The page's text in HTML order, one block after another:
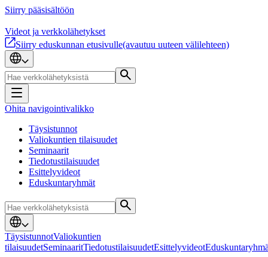
Siirry pääsisältöön
Videot ja verkkolähetykset
Siirry eduskunnan etusivulle(avautuu uuteen välilehteen)
Ohita navigointivalikko
Täysistunnot
Valiokuntien tilaisuudet
Seminaarit
Tiedotustilaisuudet
Esittelyvideot
Eduskuntaryhmät
TäysistunnotValiokuntien
tilaisuudetSeminaaritTiedotustilaisuudetEsittelyvideot